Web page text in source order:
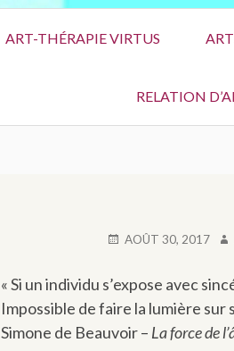
ART-THÉRAPIE VIRTUS
RELATION
PUBLIÉ
AOÛT 30, 2017
« Si un individu s’expose avec
Impossible de faire la lumière sur
Simone de Beauvoir – La force de